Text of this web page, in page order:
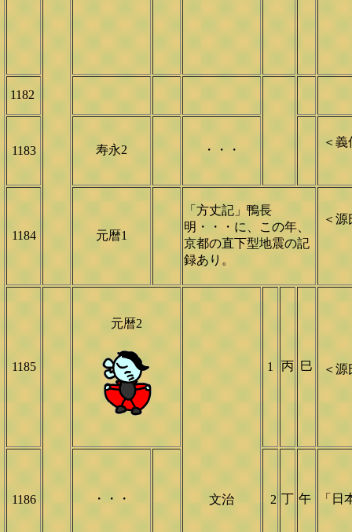
1182
1183 寿永2 ・・・
＜
1184 元暦1
「方丈記」鴨長
明・・・に、この年、
京都の直下型地震の記
録あり。
＜
1185
元暦2
文治
1 丙 巳 ＜
1186 ・・・ 2 丁 午 「